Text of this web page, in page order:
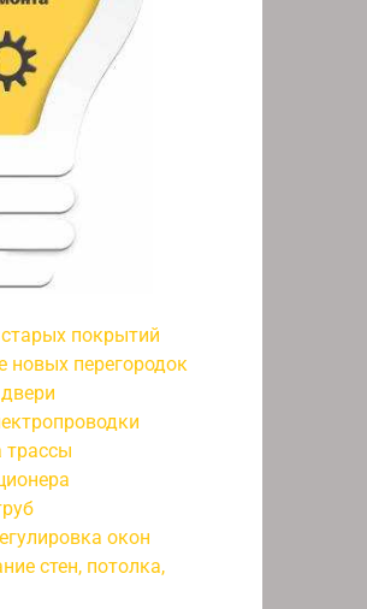
покрытий
новых перегородок
трассы
окон
стен, потолка,